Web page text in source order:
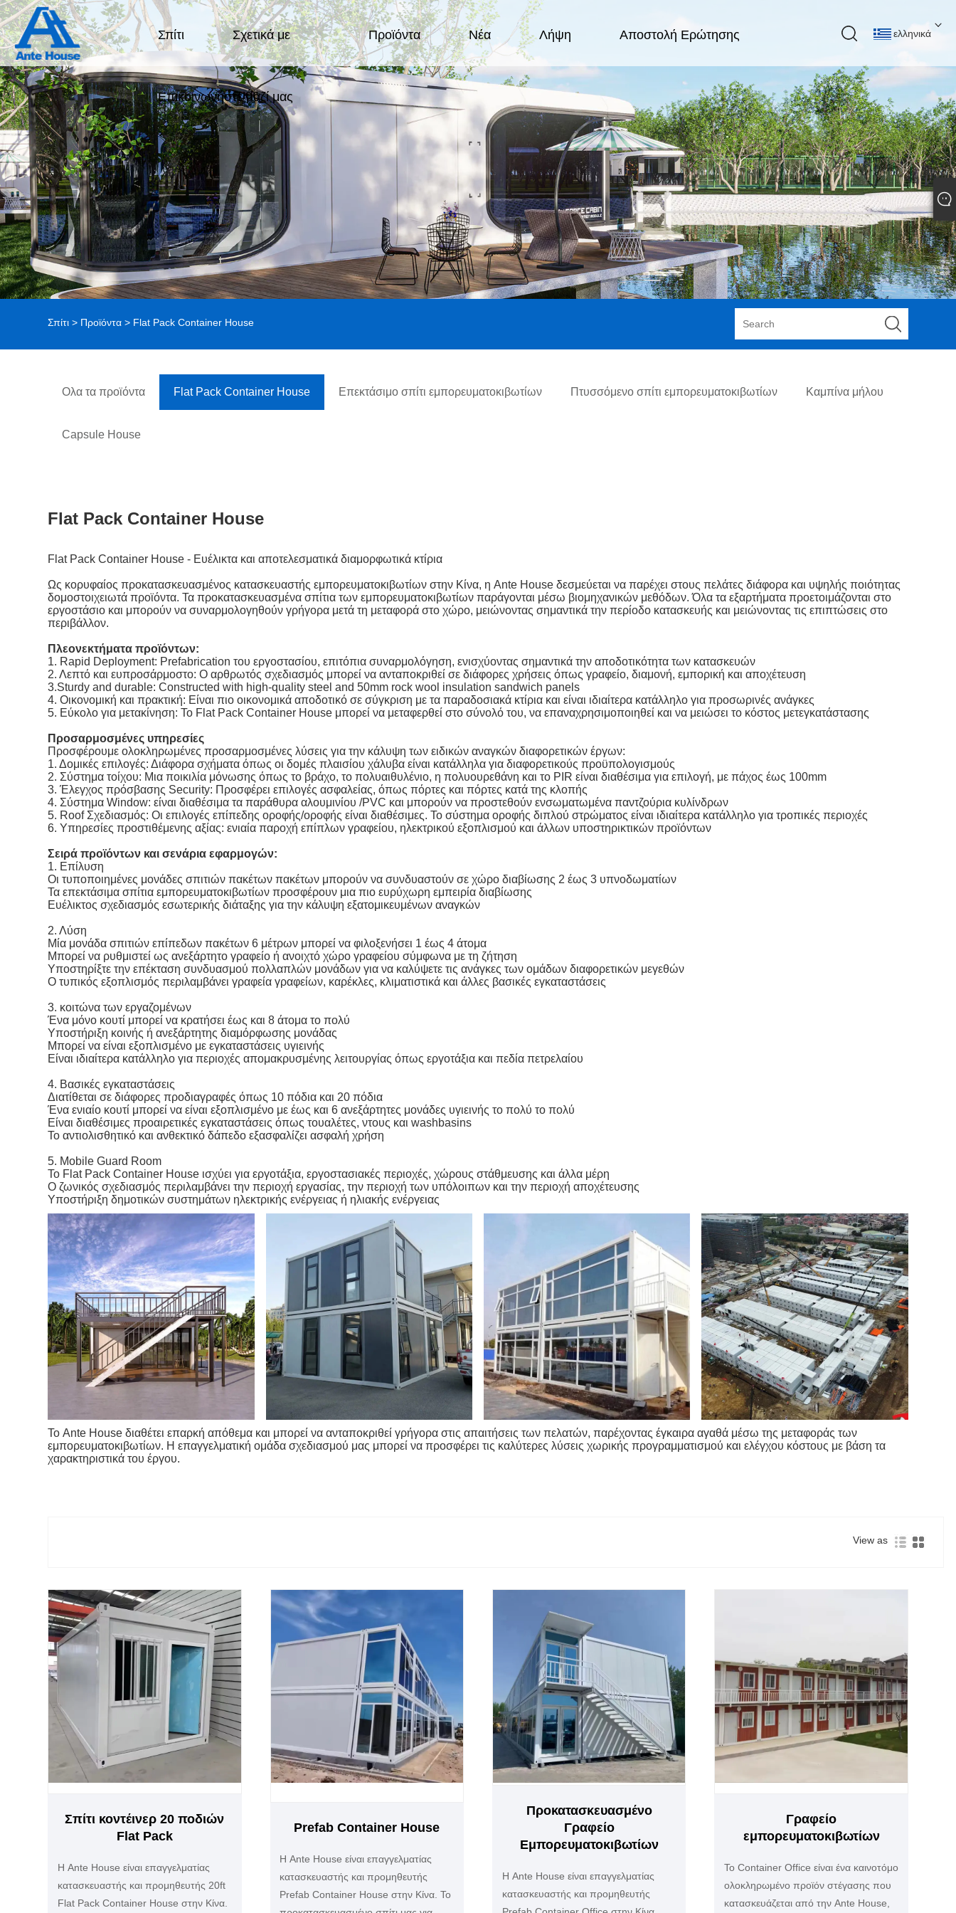
Σπίτι Σχετικά με
εμάς
Προϊόντα Νέα Λήψη Αποστολή Ερώτησης
Επικοινωνήστε μαζί μας
ελληνικά
Σπίτι > Προϊόντα > Flat Pack Container House
Ολα τα προϊόντα Flat Pack Container House Επεκτάσιμο σπίτι εμπορευματοκιβωτίων Πτυσσόμενο σπίτι εμπορευματοκιβωτίων Καμπίνα μήλου
Capsule House
Flat Pack Container House
Flat Pack Container House - Ευέλικτα και αποτελεσματικά διαμορφωτικά κτίρια
Ως κορυφαίος προκατασκευασμένος κατασκευαστής εμπορευματοκιβωτίων στην Κίνα, η Ante House δεσμεύεται να παρέχει στους πελάτες διάφορα και υψηλής ποιότητας
δομοστοιχειωτά προϊόντα. Τα προκατασκευασμένα σπίτια των εμπορευματοκιβωτίων παράγονται μέσω βιομηχανικών μεθόδων. Όλα τα εξαρτήματα προετοιμάζονται στο
εργοστάσιο και μπορούν να συναρμολογηθούν γρήγορα μετά τη μεταφορά στο χώρο, μειώνοντας σημαντικά την περίοδο κατασκευής και μειώνοντας τις επιπτώσεις στο
περιβάλλον.
Πλεονεκτήματα προϊόντων:
1. Rapid Deployment: Prefabrication του εργοστασίου, επιτόπια συναρμολόγηση, ενισχύοντας σημαντικά την αποδοτικότητα των κατασκευών
2. Λεπτό και ευπροσάρμοστο: Ο αρθρωτός σχεδιασμός μπορεί να ανταποκριθεί σε διάφορες χρήσεις όπως γραφείο, διαμονή, εμπορική και αποχέτευση
3.Sturdy and durable: Constructed with high-quality steel and 50mm rock wool insulation sandwich panels
4. Οικονομική και πρακτική: Είναι πιο οικονομικά αποδοτικό σε σύγκριση με τα παραδοσιακά κτίρια και είναι ιδιαίτερα κατάλληλο για προσωρινές ανάγκες
5. Εύκολο για μετακίνηση: Το Flat Pack Container House μπορεί να μεταφερθεί στο σύνολό του, να επαναχρησιμοποιηθεί και να μειώσει το κόστος μετεγκατάστασης
Προσαρμοσμένες υπηρεσίες
Προσφέρουμε ολοκληρωμένες προσαρμοσμένες λύσεις για την κάλυψη των ειδικών αναγκών διαφορετικών έργων:
1. Δομικές επιλογές: Διάφορα σχήματα όπως οι δομές πλαισίου χάλυβα είναι κατάλληλα για διαφορετικούς προϋπολογισμούς
2. Σύστημα τοίχου: Μια ποικιλία μόνωσης όπως το βράχο, το πολυαιθυλένιο, η πολυουρεθάνη και το PIR είναι διαθέσιμα για επιλογή, με πάχος έως 100mm
3. Έλεγχος πρόσβασης Security: Προσφέρει επιλογές ασφαλείας, όπως πόρτες και πόρτες κατά της κλοπής
4. Σύστημα Window: είναι διαθέσιμα τα παράθυρα αλουμινίου /PVC και μπορούν να προστεθούν ενσωματωμένα παντζούρια κυλίνδρων
5. Roof Σχεδιασμός: Οι επιλογές επίπεδης οροφής/οροφής είναι διαθέσιμες. Το σύστημα οροφής διπλού στρώματος είναι ιδιαίτερα κατάλληλο για τροπικές περιοχές
6. Υπηρεσίες προστιθέμενης αξίας: ενιαία παροχή επίπλων γραφείου, ηλεκτρικού εξοπλισμού και άλλων υποστηρικτικών προϊόντων
Σειρά προϊόντων και σενάρια εφαρμογών:
1. Επίλυση
Οι τυποποιημένες μονάδες σπιτιών πακέτων πακέτων μπορούν να συνδυαστούν σε χώρο διαβίωσης 2 έως 3 υπνοδωματίων
Τα επεκτάσιμα σπίτια εμπορευματοκιβωτίων προσφέρουν μια πιο ευρύχωρη εμπειρία διαβίωσης
Ευέλικτος σχεδιασμός εσωτερικής διάταξης για την κάλυψη εξατομικευμένων αναγκών
2. Λύση
Μία μονάδα σπιτιών επίπεδων πακέτων 6 μέτρων μπορεί να φιλοξενήσει 1 έως 4 άτομα
Μπορεί να ρυθμιστεί ως ανεξάρτητο γραφείο ή ανοιχτό χώρο γραφείου σύμφωνα με τη ζήτηση
Υποστηρίξτε την επέκταση συνδυασμού πολλαπλών μονάδων για να καλύψετε τις ανάγκες των ομάδων διαφορετικών μεγεθών
Ο τυπικός εξοπλισμός περιλαμβάνει γραφεία γραφείων, καρέκλες, κλιματιστικά και άλλες βασικές εγκαταστάσεις
3. κοιτώνα των εργαζομένων
Ένα μόνο κουτί μπορεί να κρατήσει έως και 8 άτομα το πολύ
Υποστήριξη κοινής ή ανεξάρτητης διαμόρφωσης μονάδας
Μπορεί να είναι εξοπλισμένο με εγκαταστάσεις υγιεινής
Είναι ιδιαίτερα κατάλληλο για περιοχές απομακρυσμένης λειτουργίας όπως εργοτάξια και πεδία πετρελαίου
4. Βασικές εγκαταστάσεις
Διατίθεται σε διάφορες προδιαγραφές όπως 10 πόδια και 20 πόδια
Ένα ενιαίο κουτί μπορεί να είναι εξοπλισμένο με έως και 6 ανεξάρτητες μονάδες υγιεινής το πολύ το πολύ
Είναι διαθέσιμες προαιρετικές εγκαταστάσεις όπως τουαλέτες, ντους και washbasins
Το αντιολισθητικό και ανθεκτικό δάπεδο εξασφαλίζει ασφαλή χρήση
5. Mobile Guard Room
Το Flat Pack Container House ισχύει για εργοτάξια, εργοστασιακές περιοχές, χώρους στάθμευσης και άλλα μέρη
Ο ζωνικός σχεδιασμός περιλαμβάνει την περιοχή εργασίας, την περιοχή των υπόλοιπων και την περιοχή αποχέτευσης
Υποστήριξη δημοτικών συστημάτων ηλεκτρικής ενέργειας ή ηλιακής ενέργειας
Το Ante House διαθέτει επαρκή απόθεμα και μπορεί να ανταποκριθεί γρήγορα στις απαιτήσεις των πελατών, παρέχοντας έγκαιρα αγαθά μέσω της μεταφοράς των
εμπορευματοκιβωτίων. Η επαγγελματική ομάδα σχεδιασμού μας μπορεί να προσφέρει τις καλύτερες λύσεις χωρικής προγραμματισμού και ελέγχου κόστους με βάση τα
χαρακτηριστικά του έργου.
View as
Σπίτι κοντέινερ 20 ποδιών
Flat Pack
Η Ante House είναι επαγγελματίας
κατασκευαστής και προμηθευτής 20ft
Flat Pack Container House στην Κίνα.
Prefab Container House
Η Ante House είναι επαγγελματίας
κατασκευαστής και προμηθευτής
Prefab Container House στην Κίνα. Το
Προκατασκευασμένο
Γραφείο
Εμπορευματοκιβωτίων
Η Ante House είναι επαγγελματίας
κατασκευαστής και προμηθευτής
Γραφείο
εμπορευματοκιβωτίων
Το Container Office είναι ένα καινοτόμο
ολοκληρωμένο προϊόν στέγασης που
κατασκευάζεται από την Ante House,